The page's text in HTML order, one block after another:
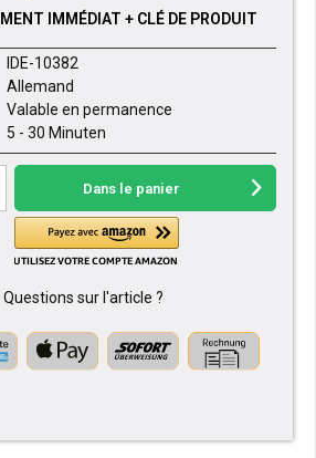
IMMÉDIAT + CLÉ DE PRODUIT
IDE-10382
Allemand
Valable en permanence
5 - 30 Minuten
Dans le panier
Questions sur l'article ?